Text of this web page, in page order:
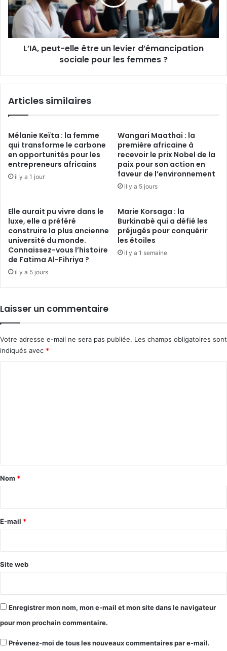
levier
d’émancipation
sociale
pour
L’IA, peut-elle être un levier d’émancipation
sociale pour les femmes ?
Articles similaires
Mélanie Keïta : la femme
qui transforme le carbone
en opportunités pour les
entrepreneurs africains
il y a 1 jour
Wangari Maathai : la
première africaine à
recevoir le prix Nobel de la
paix pour son action en
faveur de l’environnement
il y a 5 jours
Elle aurait pu vivre dans le
luxe, elle a préféré
construire la plus ancienne
université du monde.
Connaissez-vous l’histoire
de Fatima Al-Fihriya ?
il y a 5 jours
Marie Korsaga : la
Burkinabè qui a défié les
préjugés pour conquérir
les étoiles
il y a 1 semaine
Laisser un commentaire
Votre adresse e-mail ne sera pas publiée. Les champs obligatoires sont
indiqués avec *
a
e
Nom *
E-mail *
Site web
Enregistrer mon nom, mon e-mail et mon site dans le navigateur
pour mon prochain commentaire.
Prévenez-moi de tous les nouveaux commentaires par e-mail.